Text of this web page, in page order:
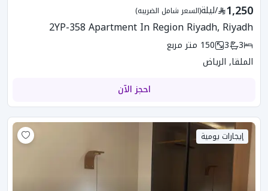
1,250
/ليلة(السعر شامل الضريبه)
2YP-358 Apartment In Region Riyadh, Riyadh
3
3
150 متر مربع
الملقا, الرياض
احجز الآن
إيجارات يومية